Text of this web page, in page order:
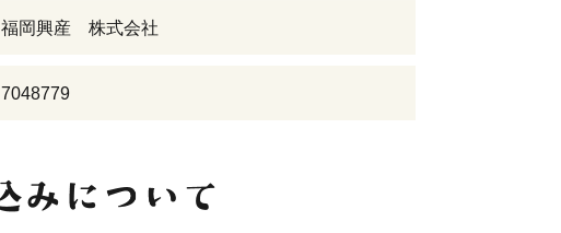
福岡興産 株式会社
7048779